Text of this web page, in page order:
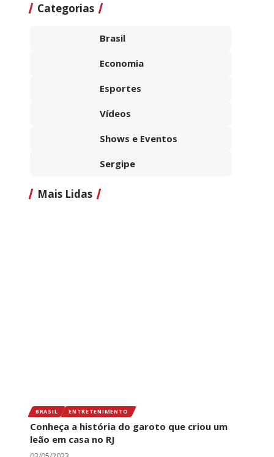
Categorias
Brasil
Economia
Esportes
Vídeos
Shows e Eventos
Sergipe
Mais Lidas
BRASIL ENTRETENIMENTO
Conheça a história do garoto que criou um
leão em casa no RJ